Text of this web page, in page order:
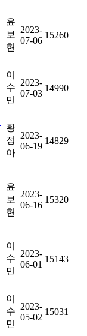
윤
보
현
2023-
07-06
15260
이
수
민
2023-
07-03
14990
황
정
아
2023-
06-19
14829
윤
보
현
2023-
06-16
15320
이
수
민
2023-
06-01
15143
이
수
민
2023-
05-02
15031